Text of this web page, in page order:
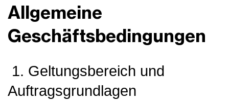
Gartenplanung
Gartenpflege
Pflanzenunikate
Pflanzgefäße
Naturpool
Poolkonfigurator
Technik & Funktionsweise
Pakete & Kosten
Umrüstung & Service
Dachterrasse
Gewerblicher Garten
Dachbegrünung
Gewerblicher Badeteich
Referenzen
Infotage
Jobs
Kontakt
Gartenblog
Jobs
Allgemeine
Geschäftsbedingungen
1. Geltungsbereich und
Auftragsgrundlagen